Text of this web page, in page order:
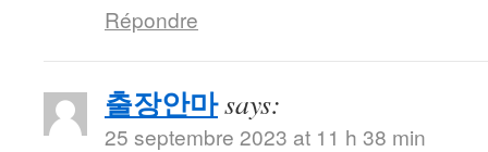
Répondre
출장안마says:
25 septembre 2023 at 11 h 38 min